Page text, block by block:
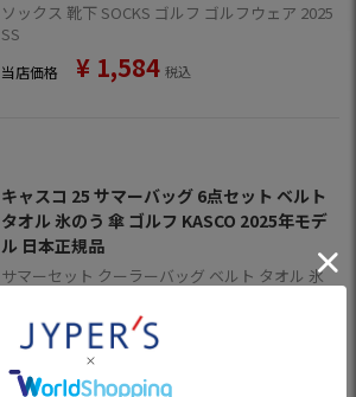
ソックス 靴下 SOCKS ゴルフ ゴルフウェア 2025
SS
当店価格 ¥ 1,584 税込
キャスコ 25 サマーバッグ 6点セット ベルト
タオル 氷のう 傘 ゴルフ KASCO 2025年モデ
ル 日本正規品
サマーセット クーラーバッグ ベルト タオル 氷
当店価格 ¥8,888